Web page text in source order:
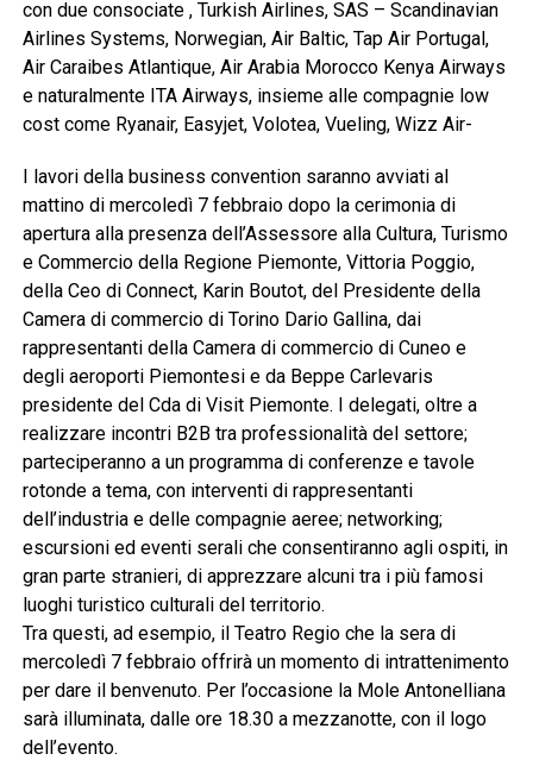
con due consociate , Turkish Airlines, SAS – Scandinavian
Airlines Systems, Norwegian, Air Baltic, Tap Air Portugal,
Air Caraibes Atlantique, Air Arabia Morocco Kenya Airways
e naturalmente ITA Airways, insieme alle compagnie low
cost come Ryanair, Easyjet, Volotea, Vueling, Wizz Air-
I lavori della business convention saranno avviati al
mattino di mercoledì 7 febbraio dopo la cerimonia di
apertura alla presenza dell’Assessore alla Cultura, Turismo
e Commercio della Regione Piemonte, Vittoria Poggio,
della Ceo di Connect, Karin Boutot, del Presidente della
Camera di commercio di Torino Dario Gallina, dai
rappresentanti della Camera di commercio di Cuneo e
degli aeroporti Piemontesi e da Beppe Carlevaris
presidente del Cda di Visit Piemonte. I delegati, oltre a
realizzare incontri B2B tra professionalità del settore;
parteciperanno a un programma di conferenze e tavole
rotonde a tema, con interventi di rappresentanti
dell’industria e delle compagnie aeree; networking;
escursioni ed eventi serali che consentiranno agli ospiti, in
gran parte stranieri, di apprezzare alcuni tra i più famosi
luoghi turistico culturali del territorio.
Tra questi, ad esempio, il Teatro Regio che la sera di
mercoledì 7 febbraio offrirà un momento di intrattenimento
per dare il benvenuto. Per l’occasione la Mole Antonelliana
sarà illuminata, dalle ore 18.30 a mezzanotte, con il logo
dell’evento.